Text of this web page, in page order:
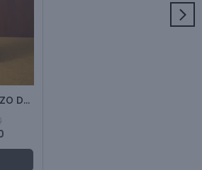
MERWİSH MARA PALAZZO DENİM